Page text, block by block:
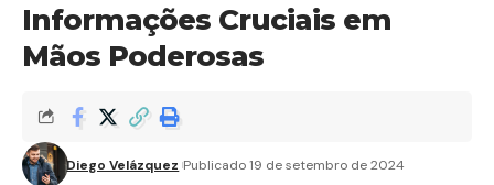
Informações Cruciais em
Mãos Poderosas
Diego Velázquez Publicado 19 de setembro de 2024